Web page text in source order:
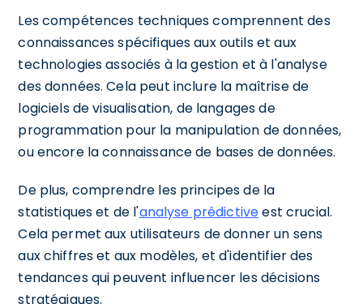
Les compétences techniques comprennent des
connaissances spécifiques aux outils et aux
technologies associés à la gestion et à l'analyse
des données. Cela peut inclure la maîtrise de
logiciels de visualisation, de langages de
programmation pour la manipulation de données,
ou encore la connaissance de bases de données.
De plus, comprendre les principes de la
statistiques et de l'analyse prédictiveest crucial.
Cela permet aux utilisateurs de donner un sens
aux chiffres et aux modèles, et d'identifier des
tendances qui peuvent influencer les décisions
stratégiques.